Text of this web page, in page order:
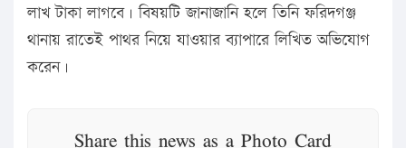
লাখ টাকা লাগবে। বিষয়টি জানাজানি হলে তিনি ফরিদগঞ্জ
থানায় রাতেই পাথর নিয়ে যাওয়ার ব্যাপারে লিখিত অভিযোগ
করেন।
Share this news as a Photo Card